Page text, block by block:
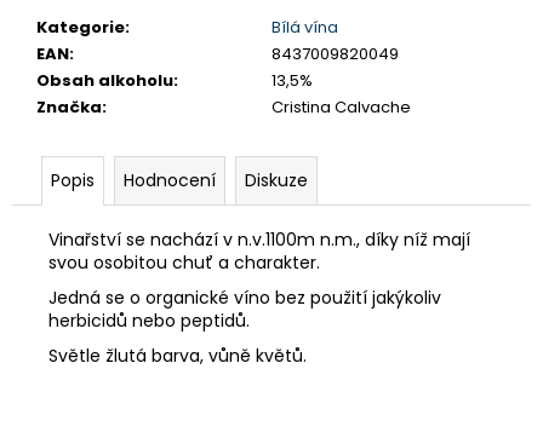
Kategorie:
Bílá vína
EAN:
8437009820049
Obsah alkoholu:
13,5%
Značka: Cristina Calvache
Popis Hodnocení Diskuze
Vinařství se nachází v n.v.1100m n.m., díky níž mají
svou osobitou chuť a charakter.
Jedná se o organické víno bez použití jakýkoliv
herbicidů nebo peptidů.
Světle žlutá barva, vůně květů.
e
m
e
CAL
Y
CANTO
VERDEJO
FRIZZANTE
179
Kč